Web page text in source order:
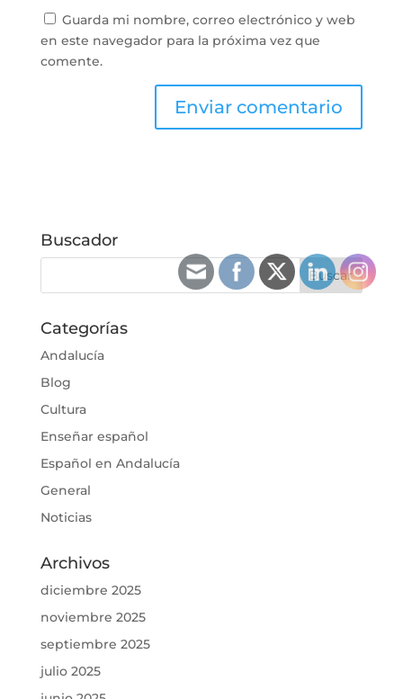
Guarda mi nombre, correo electrónico y web
en este navegador para la próxima vez que
comente.
Buscador
Categorías
Andalucía
Blog
Cultura
Enseñar español
Español en Andalucía
General
Noticias
Archivos
diciembre 2025
noviembre 2025
septiembre 2025
julio 2025